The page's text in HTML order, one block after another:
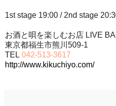
1st stage 19:00 / 2nd stage
お酒と唄を楽しむお店 LIVE
東京都福生市熊川509-1
TEL 042-513-3617
http://www.kikuchiyo.com/